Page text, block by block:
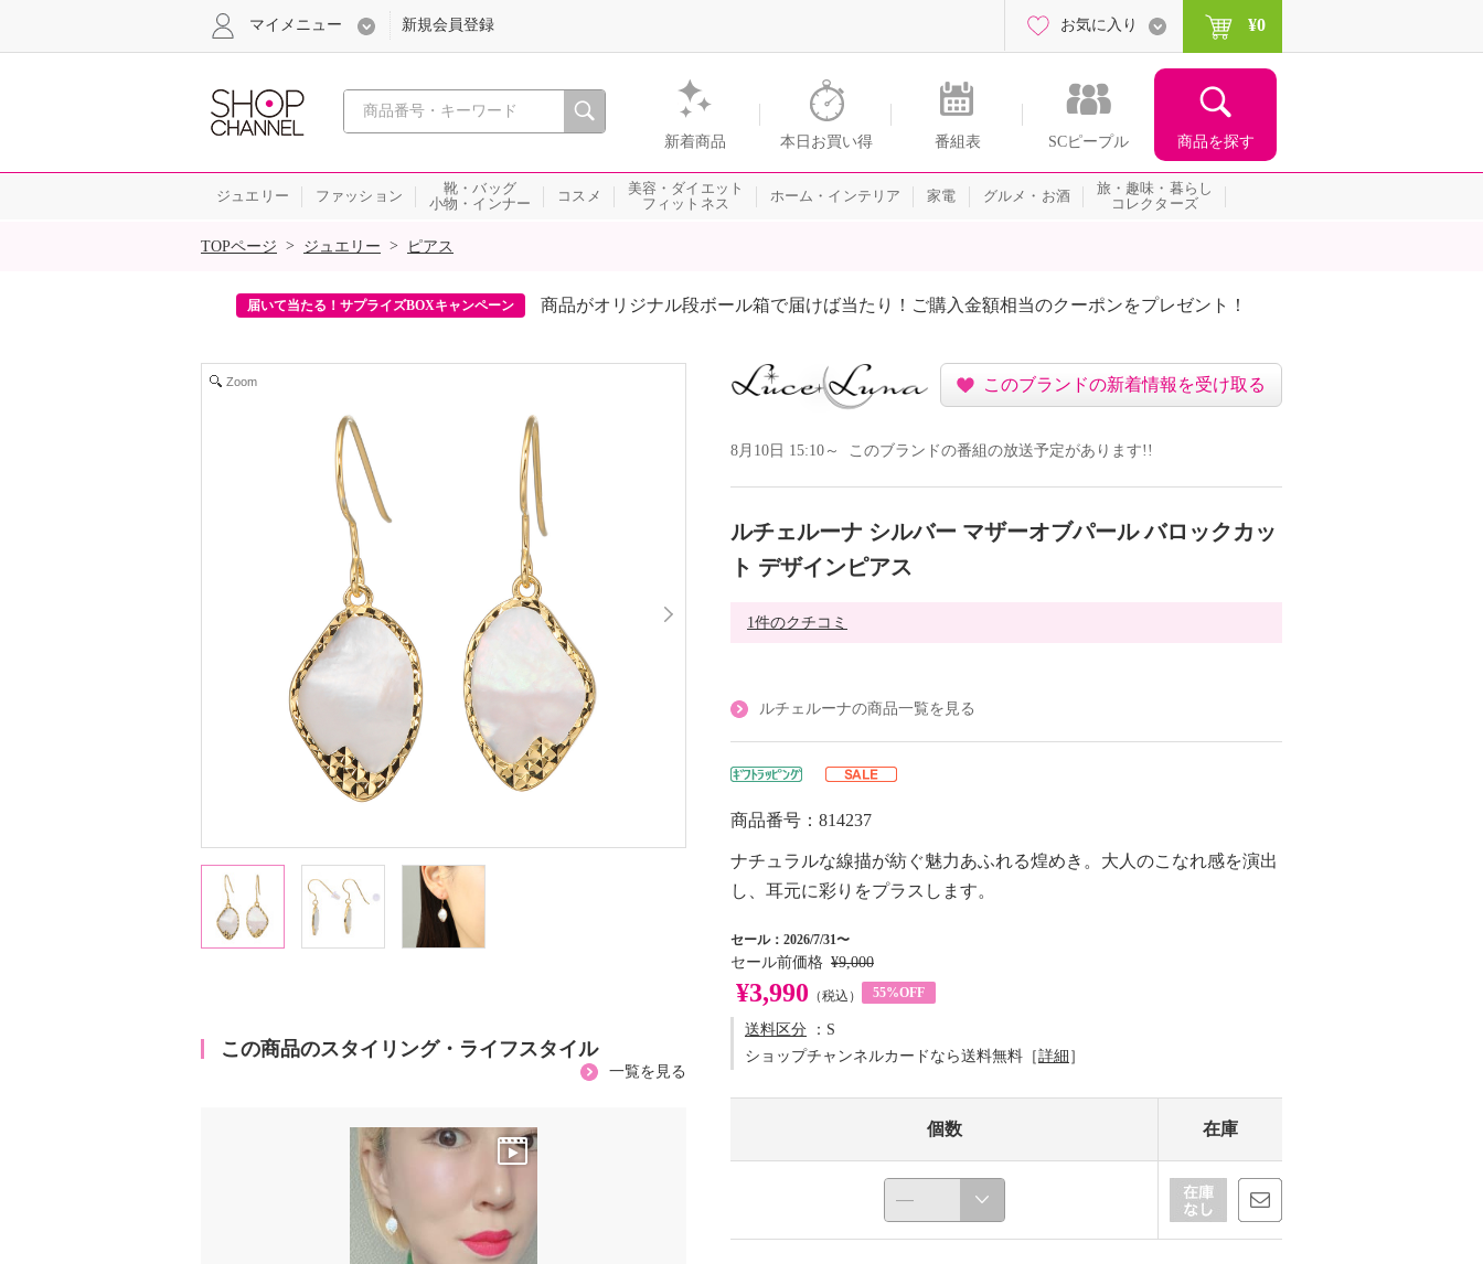
心おどる、瞬間を。通販・テレビショッピングのショップチャンネル
新着商品 本日お買い得 番組表 SCピープル 商品を探す
マイメニュー 新規会員登録 お気に入り ¥0
ジュエリー ファッション
靴・バッグ
小物・インナー
コスメ
美容・ダイエット
フィットネス
ホーム・インテリア 家電 グルメ・お酒
旅・趣味・暮らし
コレクターズ
SALE
TOPページ > ジュエリー > ピアス
届いて当たる！サプライズBOXキャンペーン 商品がオリジナル段ボール箱で届けば当たり！ご購入金額相当のクーポンをプレゼント！
Zoom
この商品のスタイリング・ライフスタイル
一覧を見る
このブランドの新着情報を受け取る
8月10日 15:10～ このブランドの番組の放送予定があります!!
ルチェルーナ シルバー マザーオブパール バロックカッ
ト デザインピアス
1件のクチコミ
ルチェルーナの商品一覧を見る
商品番号：814237
ナチュラルな線描が紡ぐ魅力あふれる煌めき。大人のこなれ感を演出
し、耳元に彩りをプラスします。
セール：2026/7/31〜
セール前価格 ¥9,000
¥3,990 （税込） 55%OFF
送料区分 ：S
ショップチャンネルカードなら送料無料［詳細 ］
個数 在庫